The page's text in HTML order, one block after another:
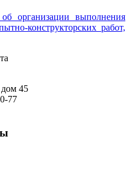
организации выполнения
конструкторских работ,
дом 45
77